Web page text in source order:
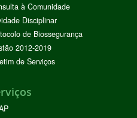
à Comunidade
Disciplinar
de Biossegurança
2012-2019
de Serviços